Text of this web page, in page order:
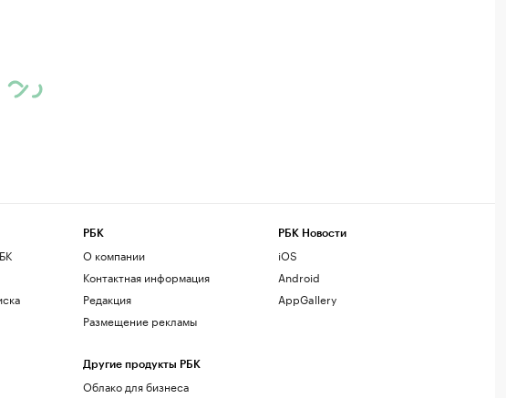
РБК
О компании
Контактная информация
Редакция
Размещение рекламы
Другие продукты РБК
Облако для бизнеса
РБК Новости
iOS
Android
AppGallery